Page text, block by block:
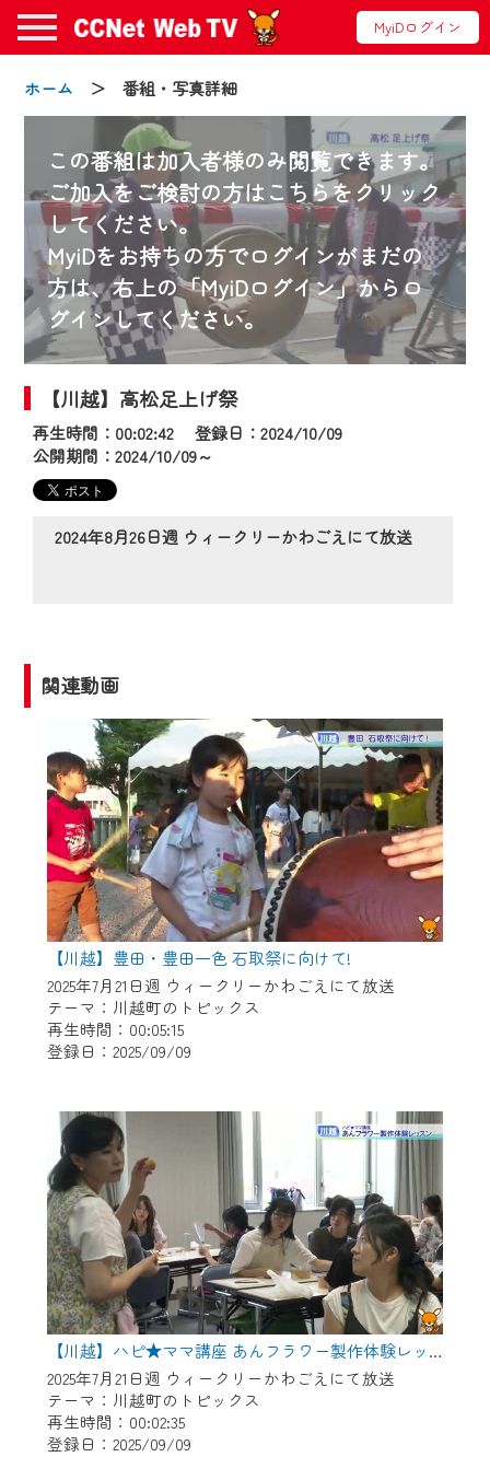
MyiDログイン
ホーム ＞ 番組・写真詳細
この番組は加入者様のみ閲覧できます。
ご加入をご検討の方はこちらをクリック
してください。
MyiDをお持ちの方でログインがまだの
方は、右上の「MyiDログイン」からロ
グインしてください。
【川越】高松足上げ祭
再生時間：00:02:42 登録日：2024/10/09
公開期間：2024/10/09～
2024年8月26日週 ウィークリーかわごえにて放送
関連動画
【川越】豊田・豊田一色 石取祭に向けて!
2025年7月21日週 ウィークリーかわごえにて放送
テーマ：川越町のトピックス
再生時間：00:05:15
登録日：2025/09/09
【川越】ハピ★ママ講座 あんフラワー製作体験レッスン
2025年7月21日週 ウィークリーかわごえにて放送
テーマ：川越町のトピックス
再生時間：00:02:35
登録日：2025/09/09
お知らせ
2024/09/02
動画配信サービス『CCNet Web TV』は2024
年9月24日からリニューアルします！
【変更点】
◆デザイン変更により、お住まいの地域
の動画コンテンツが一目瞭然。
◆当社アプリやＰＣブラウザから、いつ
でも・どこでも・外出先でも！
2024年9月24日からはご加入者様へのサー
ビス向上のため、
『CCNet Web TV』を利用いただくには、
一部コンテンツを除き、
CCNetサービスへの加入と『CCNetマイ
ページ※』へのログインが必要となりま
す。
何卒、ご理解ご了承の程よろしくお願い
いたします。
※マイページへのログインには、MyIDが必
要となります。
※MyIDとは、CCNet Web TVを含むCCNetの
各種サービスをご利用頂くためのIDです。
で設定できます。
（GmailやYahooなどのフリーメールアドレ
スでも作成可能です）
※マイページへのログイン・MyIDの新規登
録はこちらから
※CCNetアプリをご利用中の方は引き続き
ご視聴いただけます。
＜メンテナンス情報＞
CCNetWebTVのリニューアルにともないメ
ンテナンス作業を予定しています。